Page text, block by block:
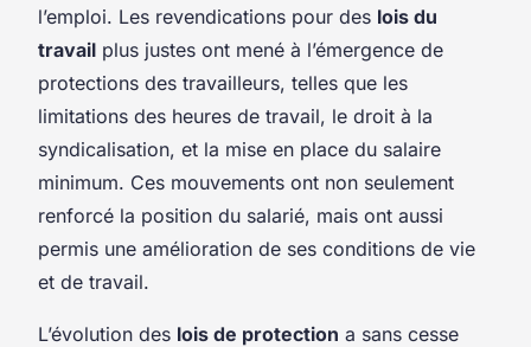
l’emploi. Les revendications pour des lois du
travail plus justes ont mené à l’émergence de
protections des travailleurs, telles que les
limitations des heures de travail, le droit à la
syndicalisation, et la mise en place du salaire
minimum. Ces mouvements ont non seulement
renforcé la position du salarié, mais ont aussi
permis une amélioration de ses conditions de vie
et de travail.
L’évolution des lois de protection a sans cesse